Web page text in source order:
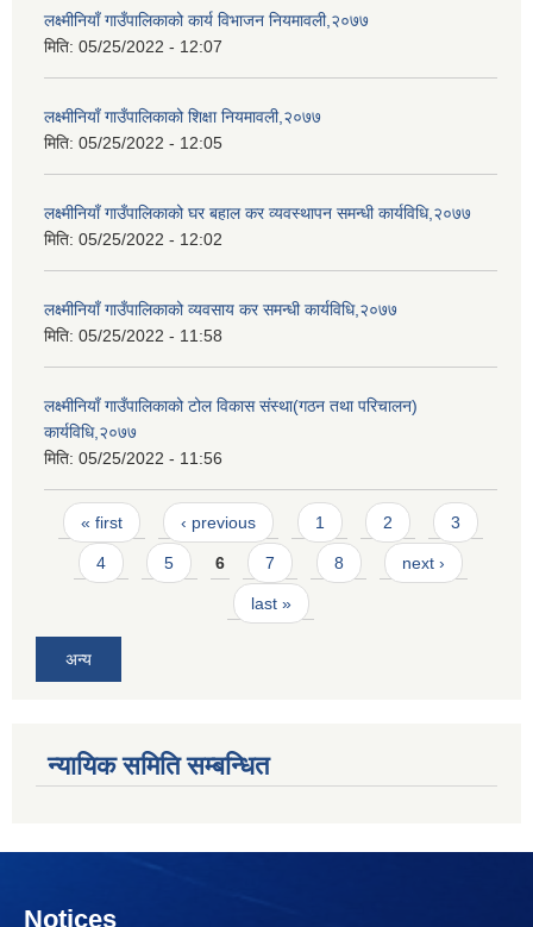
लक्ष्मीनियाँ गाउँपालिकाको कार्य विभाजन नियमावली,२०७७
मिति: 05/25/2022 - 12:07
लक्ष्मीनियाँ गाउँपालिकाको शिक्षा नियमावली,२०७७
मिति: 05/25/2022 - 12:05
लक्ष्मीनियाँ गाउँपालिकाको घर बहाल कर व्यवस्थापन समन्धी कार्यविधि,२०७७
मिति: 05/25/2022 - 12:02
लक्ष्मीनियाँ गाउँपालिकाको व्यवसाय कर समन्धी कार्यविधि,२०७७
मिति: 05/25/2022 - 11:58
लक्ष्मीनियाँ गाउँपालिकाको टोल विकास संस्था(गठन तथा परिचालन)
कार्यविधि,२०७७
मिति: 05/25/2022 - 11:56
Pages
« first ‹ previous 1 2 3
4 5 6 7 8 next ›
last »
अन्य
न्यायिक समिति सम्बन्धित
Notices